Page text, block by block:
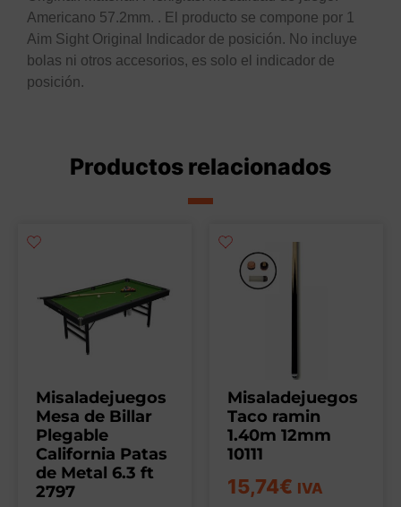
Americano 57.2mm. . El producto se compone por 1
Aim Sight Original Indicador de posición. No incluye
bolas ni otros accesorios, es solo el indicador de
posición.
Productos relacionados
Misaladejuegos
Mesa de Billar
Plegable
California Patas
de Metal 6.3 ft
2797
Misaladejuegos
Taco ramin
1.40m 12mm
10111
15,74€ IVA